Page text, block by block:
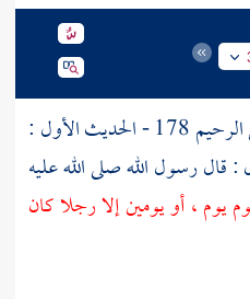
بسم الله الرحمن الرحيم 178 - الحديث الأول :
قال رسول الله صلى الله عليه
يوم ، أو يومين إلا رجلا كان